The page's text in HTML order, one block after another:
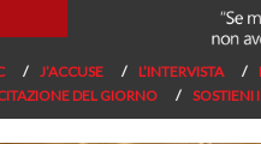
J’ACCUSE L’INTERVISTA
DEL GIORNO SOSTIENI